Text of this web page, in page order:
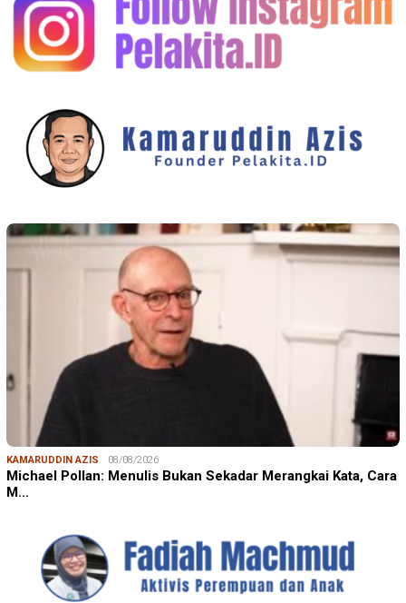
KAMARUDDIN AZIS 08/08/2026
Michael Pollan: Menulis Bukan Sekadar Merangkai Kata, Cara
M…